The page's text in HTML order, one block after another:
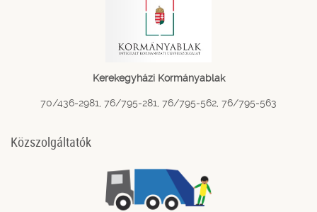
Kerekegyházi Kormányablak
70/436-2981, 76/795-281, 76/795-562, 76/795-563
Közszolgáltatók